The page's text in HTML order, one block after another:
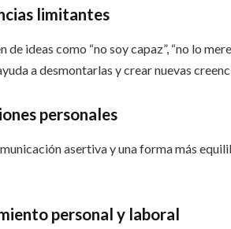
limitantes
ideas como “no soy capaz”, “no lo
a desmontarlas y crear nuevas
personales
asertiva y una forma más
personal y laboral